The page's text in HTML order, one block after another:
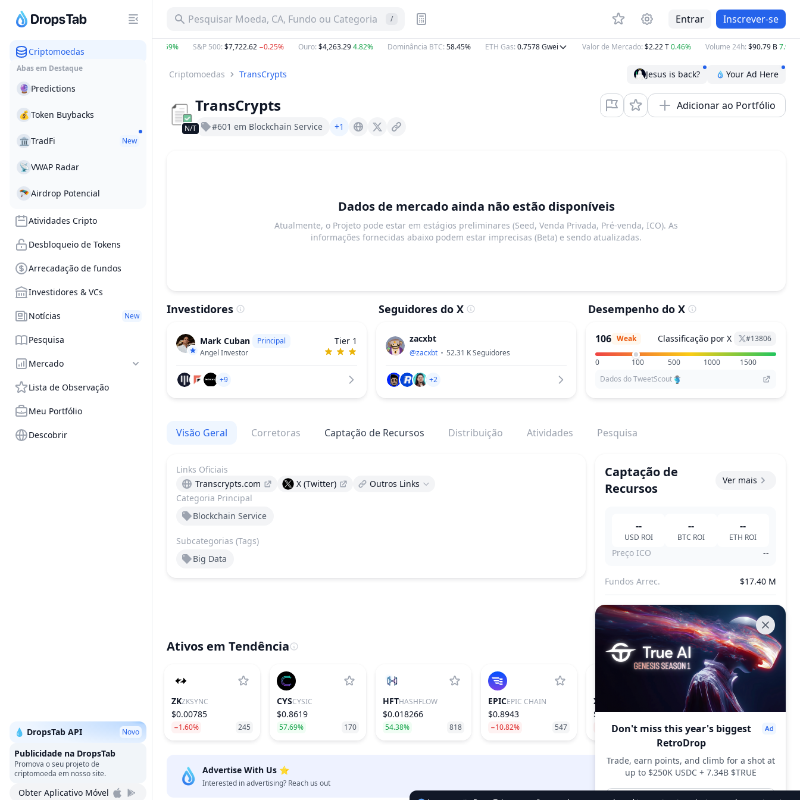
Criptomoedas
Abas em Destaque
🔮 Predictions
💰 Token Buybacks
🏛 TradFi New
📡 VWAP Radar
🪂Airdrop Potencial
Atividades Cripto
Desbloqueio de Tokens
Arrecadação de fundos
Investidores & VCs
Notícias New
Pesquisa
Mercado
Lista de Observação
Meu Portfólio
Descobrir
💧 DropsTab API Novo
Publicidade na DropsTab
Promova o seu projeto de
criptomoeda em nosso site.
Obter Aplicativo Móvel
Pesquisar Moeda, CA, Fundo ou Categoria / Entrar Inscrever-se
BTC: $64,725.28 0.26% 1.59% S&P 500:$7,722.62−0.25% Ouro:$4,263.294.82% Dominância BTC:58.45% ETH Gas:0.7578Gwei Valor de Mercado:$2.22 T0.46% Volume 24h:$90.79 B 7.90%
Criptomoedas TransCrypts Jesus is back? Your Ad Here
N/T
TransCrypts Adicionar ao Portfólio
#601 em Blockchain Service +1 Transcrypts.com X (Twitter)
Dados de mercado ainda não estão disponíveis
Atualmente, o Projeto pode estar em estágios preliminares (Seed, Venda Privada, Pré-venda, ICO). As
informações fornecidas abaixo podem estar imprecisas (Beta) e sendo atualizadas.
Investidores
Mark Cuban
Principal
Angel Investor
Tier 1
+9
Seguidores do X
zacxbt
@zacxbt 52.31 KSeguidores
+2
Desempenho do X
106 Weak Classificação por X #13806
0 100 500 1000
1500
Dados do TweetScout
Visão Geral Corretoras Captação de Recursos Distribuição Atividades Pesquisa
Captação de
Recursos
Ver mais
--
USD ROI
--
BTC ROI
--
ETH ROI
Preço ICO --
Fundos Arrec. $17.40 M
Tokens Vendidos --
Categoria Principal
Blockchain Service
Subcategorias (Tags)
Big Data
Links Oficiais
Transcrypts.com
X (Twitter) Outros Links
Ativos em Tendência
ZKZKSYNC
$0.00785
−1.60% 245
CYSCYSIC
$0.8619
57.69% 170
HFTHASHFLOW
$0.018266
54.38% 818
EPICEPIC CHAIN
$0.8943
−10.82% 547
XLM
$0.165
−3.07% 17
Advertise With Us ⭐️
Interested in advertising? Reach us out DropsTab.com
Don't miss this year's biggest
RetroDrop
Trade, earn points, and climb for a shot at
up to $250K USDC + 7.34B $TRUE